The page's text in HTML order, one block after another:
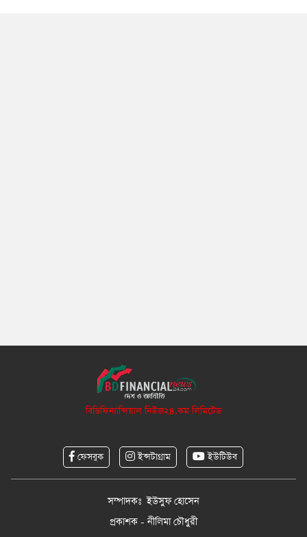
বিডিফিন্যান্সিয়াল নিউজ২৪.কম লিমিটেড
ফেসবুক ইন্সটাগ্রাম ইউটিউব
সম্পাদকঃ ইউসুফ হোসেন
প্রকাশক - নীলিমা চৌধুরী